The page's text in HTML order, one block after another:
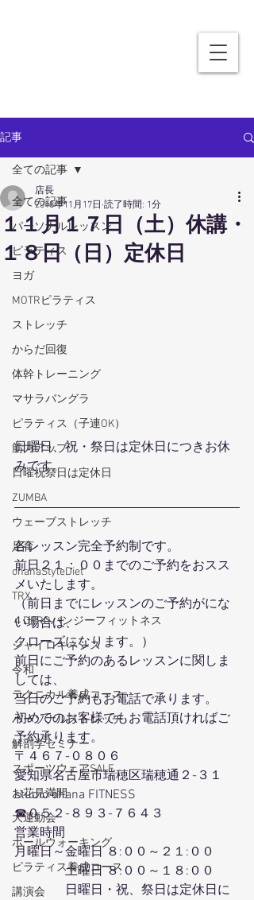
記事
全ての記事
パーソナルレッスン
ピラティス
ヨガ
MOTRピラティス
ストレッチ
からだ回復
体幹トレーニング
マサラバングラ
ピラティス（子連OK）
筋力アップ
日曜祝祭日は定休日
ZUMBA
ウェーブストレッチ
足育
ohanaStyleDiet
TRX
４DPROバンジーフィットネス
ジャイロキネシス
令和
テクニカル養成コース
パーソナルストレッチ
解剖学セミナー
スポーツウェアSALE
お花見満開
大運動会
ポールウォーキング
ピラティス養成コース
講演会
全ての記事
１１月１７日（土）休講・
１８日（日）定休日
店長
2018年11月17日 読了時間: 1分
日曜日、祝・祭日は定休日につきお休
みです。
各レッスン完全予約制です。
前日２１：００までのご予約をおスス
メいたします。
（前日までにレッスンのご予約がにな
い場合は、
クローズになります。）
前日にご予約のあるレッスンに関しま
しては、
当日のご予約もお電話で承ります。
初めてのお客様でもお電話頂ければご
予約承ります。
〒４６７-０８０６
愛知県名古屋市瑞穂区瑞穂通２-３１
studio ohana FITNESS
☎０５２-８９３-７６４３
営業時間
月曜日～金曜日 ８:００～２１:００
土曜日 ８:００～１８:００
日曜日・祝、祭日は定休日に